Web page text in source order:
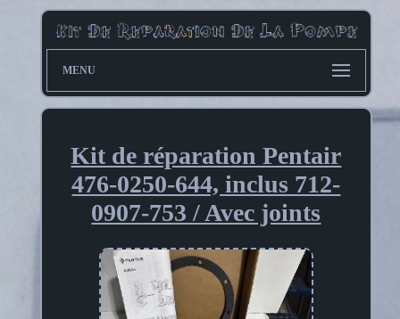
MENU
Kit de réparation Pentair
476-0250-644, inclus 712-
0907-753 / Avec joints